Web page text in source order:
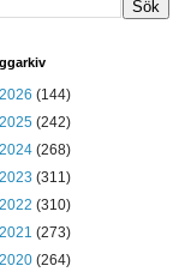
2026 (144)
2025 (242)
2024 (268)
2023 (311)
2022 (310)
2021 (273)
2020 (264)